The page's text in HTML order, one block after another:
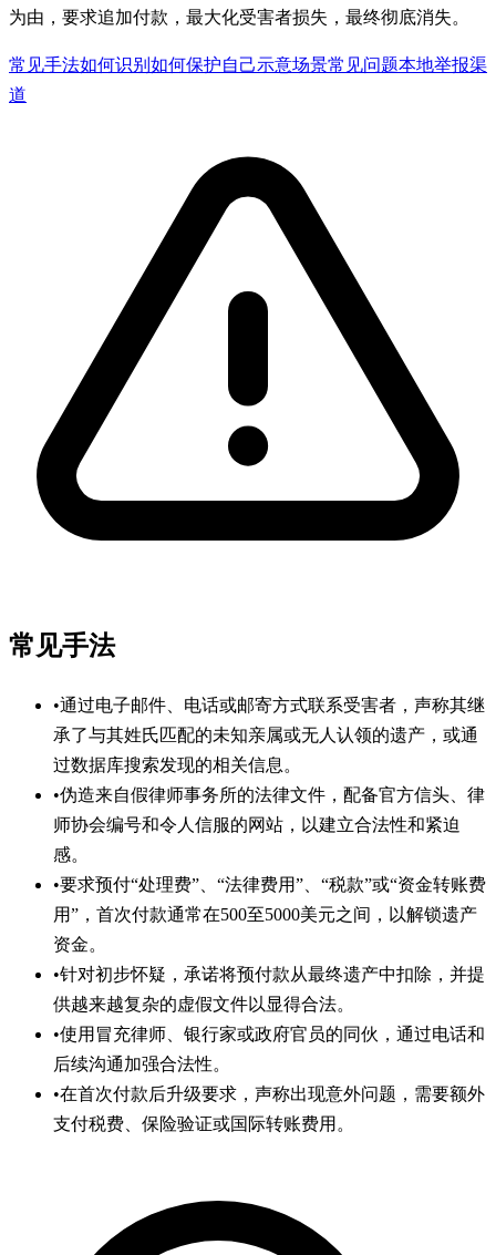
为由，要求追加付款，最大化受害者损失，最终彻底消失。
常见手法如何识别 如何保护自己示意场景常见问题本地举报渠
道
常见手法
•通过电子邮件、电话或邮寄方式联系受害者，声称其继
承了与其姓氏匹配的未知亲属或无人认领的遗产，或通
过数据库搜索发现的相关信息。
•伪造来自假律师事务所的法律文件，配备官方信头、律
师协会编号和令人信服的网站，以建立合法性和紧迫
感。
•要求预付“处理费”、“法律费用”、“税款”或“资金转账费
用”，首次付款通常在500至5000美元之间，以解锁遗产
资金。
•针对初步怀疑，承诺将预付款从最终遗产中扣除，并提
供越来越复杂的虚假文件以显得合法。
•使用冒充律师、银行家或政府官员的同伙，通过电话和
后续沟通加强合法性。
•在首次付款后升级要求，声称出现意外问题，需要额外
支付税费、保险验证或国际转账费用。